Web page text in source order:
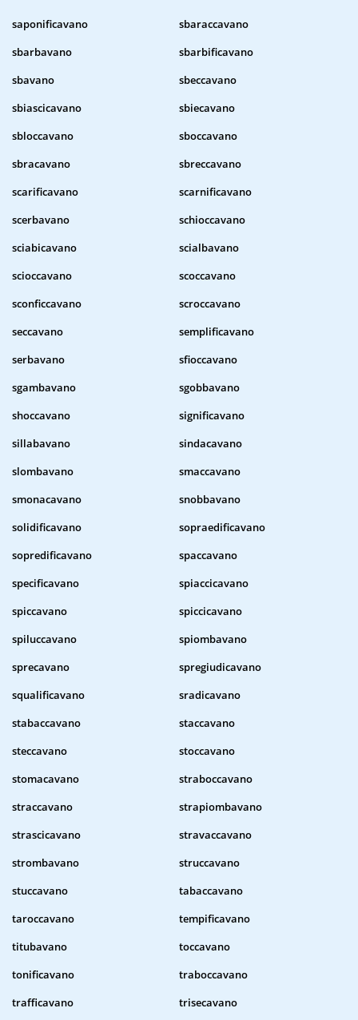
saponificavano
sbaraccavano
sbarbavano
sbarbificavano
sbavano
sbeccavano
sbiascicavano
sbiecavano
sbloccavano
sboccavano
sbracavano
sbreccavano
scarificavano
scarnificavano
scerbavano
schioccavano
sciabicavano
scialbavano
scioccavano
scoccavano
sconficcavano
scroccavano
seccavano
semplificavano
serbavano
sfioccavano
sgambavano
sgobbavano
shoccavano
significavano
sillabavano
sindacavano
slombavano
smaccavano
smonacavano
snobbavano
solidificavano
sopraedificavano
sopredificavano
spaccavano
specificavano
spiaccicavano
spiccavano
spiccicavano
spiluccavano
spiombavano
sprecavano
spregiudicavano
squalificavano
sradicavano
stabaccavano
staccavano
steccavano
stoccavano
stomacavano
straboccavano
straccavano
strapiombavano
strascicavano
stravaccavano
strombavano
struccavano
stuccavano
tabaccavano
taroccavano
tempificavano
titubavano
toccavano
tonificavano
traboccavano
trafficavano
trisecavano